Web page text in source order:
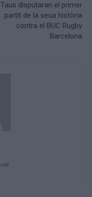
Taus disputaran el primer
partit de la seua història
contra el BUC Rugby
Barcelona